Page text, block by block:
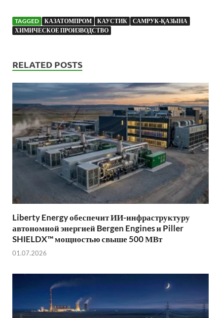
TAGGED КАЗАТОМПРОМ КАУСТИК
САМРУК-ҚАЗЫНА
ХИМИЧЕСКОЕ ПРОИЗВОДСТВО
RELATED POSTS
Liberty Energy обеспечит ИИ-инфраструктуру
автономной энергией Bergen Engines и Piller
SHIELDX™ мощностью свыше 500 МВт
01.07.2026